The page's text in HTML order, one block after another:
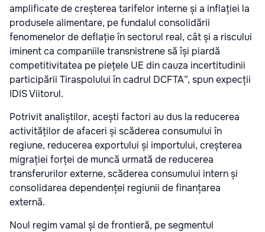
amplificate de creșterea tarifelor interne și a inflației la
produsele alimentare, pe fundalul consolidării
fenomenelor de deflație în sectorul real, cât și a riscului
iminent ca companiile transnistrene să își piardă
competitivitatea pe piețele UE din cauza incertitudinii
participării Tiraspolului în cadrul DCFTA”, spun expecții
IDIS Viitorul.
Potrivit analiștilor, acești factori au dus la reducerea
activităților de afaceri și scăderea consumului în
regiune, reducerea exportului și importului, creșterea
migrației forței de muncă urmată de reducerea
transferurilor externe, scăderea consumului intern și
consolidarea dependenței regiunii de finanțarea
externă.
Noul regim vamal și de frontieră, pe segmentul